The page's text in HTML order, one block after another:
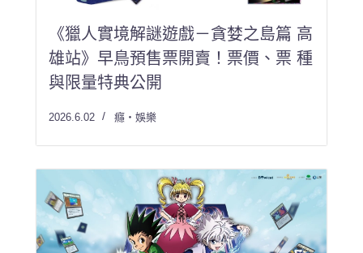
《獵人實境解謎遊戲－貪婪之島篇 高
雄站》早鳥預售票開賣！票價、票 種
與限量特典公開
2026.6.02 癮・娛樂